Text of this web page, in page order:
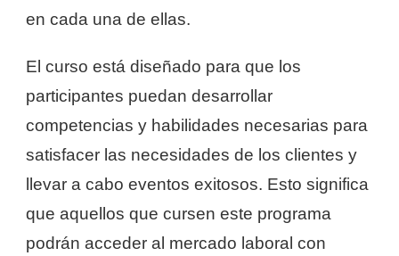
en cada una de ellas.
El curso está diseñado para que los
participantes puedan desarrollar
competencias y habilidades necesarias para
satisfacer las necesidades de los clientes y
llevar a cabo eventos exitosos. Esto significa
que aquellos que cursen este programa
podrán acceder al mercado laboral con